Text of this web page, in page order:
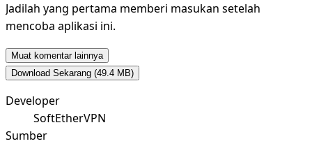
Jadilah yang pertama memberi masukan setelah
mencoba aplikasi ini.
Muat komentar lainnya
Download Sekarang (49.4 MB)
Developer
SoftEtherVPN
Sumber